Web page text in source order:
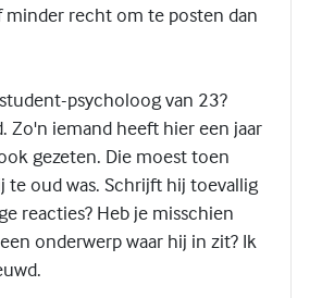
minder recht om te posten dan
psycholoog van 23?
Zo'n iemand heeft hier een jaar
gezeten. Die moest toen
te oud was. Schrijft hij toevallig
reacties? Heb je misschien
onderwerp waar hij in zit? Ik